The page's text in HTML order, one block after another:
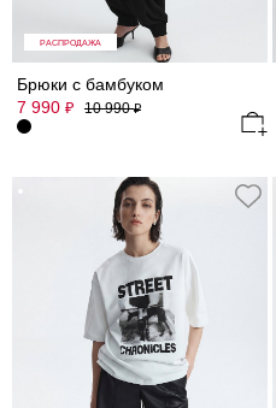
РАСПРОДАЖА
Брюки с бамбуком
7 990 ₽ 10 990₽